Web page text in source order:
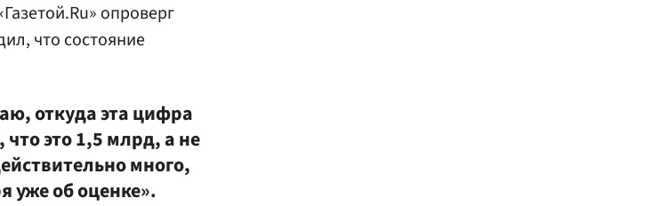
опроверг
что состояние
откуда эта цифра
это 1,5 млрд, а не
много,
уже об оценке».